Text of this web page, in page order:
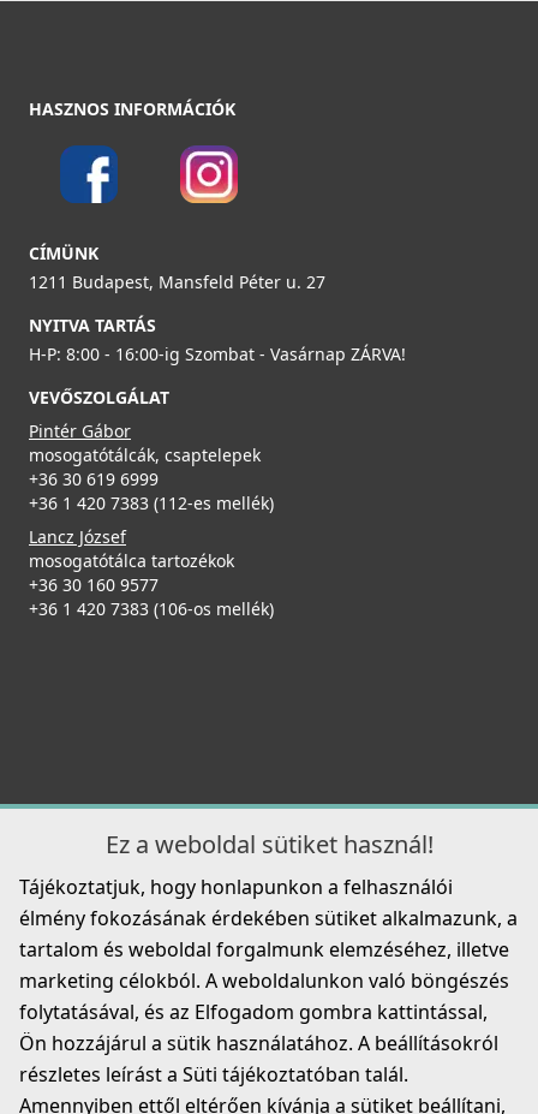
Nodor - Négyzetes szűrő takaró Nodor
mosogatótálcákhoz - réz
1320
5 990 Ft
ELLECI - Tisztítószer spray színes és zománcozott
ELLECI - Tisztítószer spray vízkőoldó
mosogatótálcákhoz
DLA01603
8 790 Ft
HASZNOS INFORMÁCIÓK
CÍMÜNK
1211 Budapest, Mansfeld Péter u. 27
NYITVA TARTÁS
H-P: 8:00 - 16:00-ig Szombat - Vasárnap ZÁRVA!
VEVŐSZOLGÁLAT
Pintér Gábor
mosogatótálcák, csaptelepek
+36 30 619 6999
+36 1 420 7383 (112-es mellék)
Lancz József
mosogatótálca tartozékok
+36 30 160 9577
+36 1 420 7383 (106-os mellék)
Ez a weboldal sütiket használ!
Tájékoztatjuk, hogy honlapunkon a felhasználói
élmény fokozásának érdekében sütiket alkalmazunk, a
tartalom és weboldal forgalmunk elemzéséhez, illetve
marketing célokból. A weboldalunkon való böngészés
folytatásával, és az Elfogadom gombra kattintással,
Ön hozzájárul a sütik használatához. A beállításokról
részletes leírást a Süti tájékoztatóban talál.
Amennyiben ettől eltérően kívánja a sütiket beállítani,